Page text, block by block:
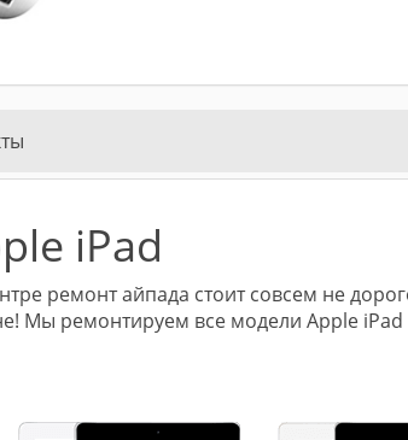
iPad
ремонт айпада стоит совсем не
Мы ремонтируем все модели Apple iPad